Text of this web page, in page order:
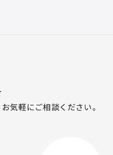
気軽にご相談ください。